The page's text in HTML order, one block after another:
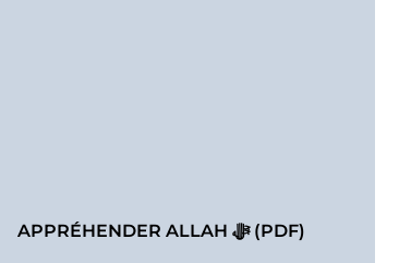
APPRÉHENDER ALLAH ﷻ (PDF)